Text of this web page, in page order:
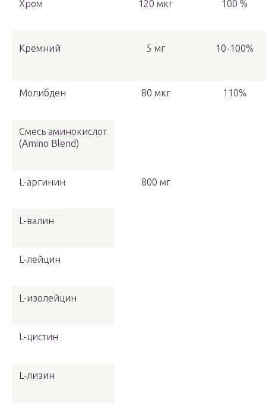
Хром 120 мкг 100 %
Кремний 5 мг 10-100%
Молибден 80 мкг 110%
Смесь аминокислот
(Amino Blend)
L-аргинин 800 мг
L-валин
L-лейцин
L-изолейцин
L-цистин
L-лизин